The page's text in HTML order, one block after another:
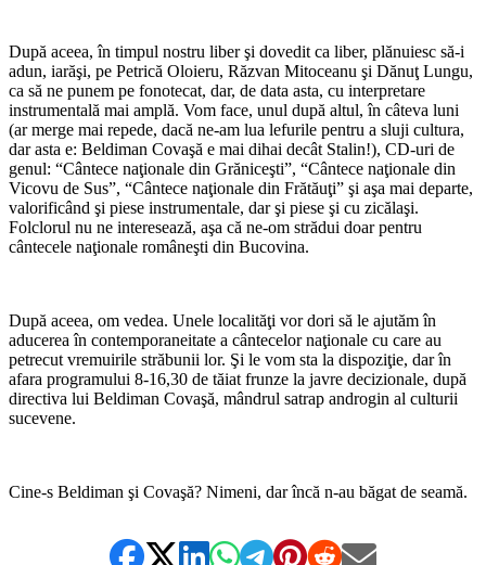
După aceea, în timpul nostru liber şi dovedit ca liber, plănuiesc să-i
adun, iarăşi, pe Petrică Oloieru, Răzvan Mitoceanu şi Dănuţ Lungu,
ca să ne punem pe fonotecat, dar, de data asta, cu interpretare
instrumentală mai amplă. Vom face, unul după altul, în câteva luni
(ar merge mai repede, dacă ne-am lua lefurile pentru a sluji cultura,
dar asta e: Beldiman Covaşă e mai dihai decât Stalin!), CD-uri de
genul: “Cântece naţionale din Grăniceşti”, “Cântece naţionale din
Vicovu de Sus”, “Cântece naţionale din Frătăuţi” şi aşa mai departe,
valorificând şi piese instrumentale, dar şi piese şi cu zicălaşi.
Folclorul nu ne interesează, aşa că ne-om strădui doar pentru
cântecele naţionale româneşti din Bucovina.
După aceea, om vedea. Unele localităţi vor dori să le ajutăm în
aducerea în contemporaneitate a cântecelor naţionale cu care au
petrecut vremuirile străbunii lor. Şi le vom sta la dispoziţie, dar în
afara programului 8-16,30 de tăiat frunze la javre decizionale, după
directiva lui Beldiman Covaşă, mândrul satrap androgin al culturii
sucevene.
Cine-s Beldiman şi Covaşă? Nimeni, dar încă n-au băgat de seamă.